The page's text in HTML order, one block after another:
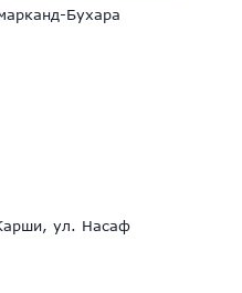
Бухара
ул. Насаф